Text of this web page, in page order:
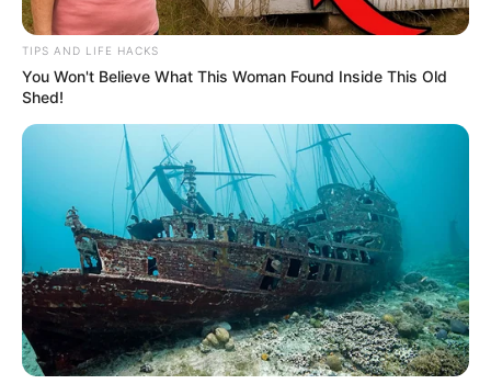
ΚΑΠΟΔΙΣΤΡΙΑ;;[Η δολοφονία
του Καποδίστρια – Ποιοι
ήταν οι πραγματικοί...
κόλαφος στην επέτειο των
αναστολών..
Email address:
TIPS AND LIFE HACKS
You Won't Believe What This Woman Found Inside This Old
Shed!